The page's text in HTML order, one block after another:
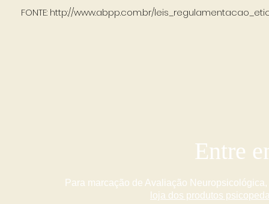
FONTE: http://www.abpp.com.br/
Entre
Para marcação de Avaliação
loja dos produtos